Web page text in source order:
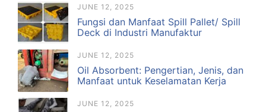
JUNE 12, 2025
Fungsi dan Manfaat Spill Pallet/ Spill
Deck di Industri Manufaktur
JUNE 12, 2025
Oil Absorbent: Pengertian, Jenis, dan
Manfaat untuk Keselamatan Kerja
JUNE 12, 2025